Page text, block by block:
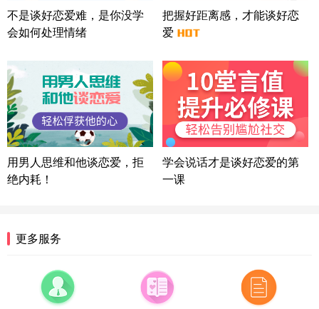
微信用户 司马锘 通过此页面咨询，已获得专属情感
方案
湖北-武汉 135****7410
陕西-西安 139****6283
3分钟前
微信用户 喜欢下雨天^ 通过此页面咨询，已获得专属
情感方案
浙江-宁波 150****8921
28分钟前
属情感方案
湖南-长沙 187****3359
山东-青岛 138****9975
7分钟前
微信用户 小任性 通过此页面咨询，已获得专属情感
不是谈好恋爱难，是你没学
会如何处理情绪
把握好距离感，才能谈好恋
爱
用男人思维和他谈恋爱，拒
绝内耗！
学会说话才是谈好恋爱的第
一课
更多服务